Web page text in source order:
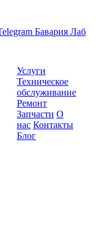
Услуги
Техническое
обслуживание
Ремонт
Запчасти О
нас Контакты
Блог